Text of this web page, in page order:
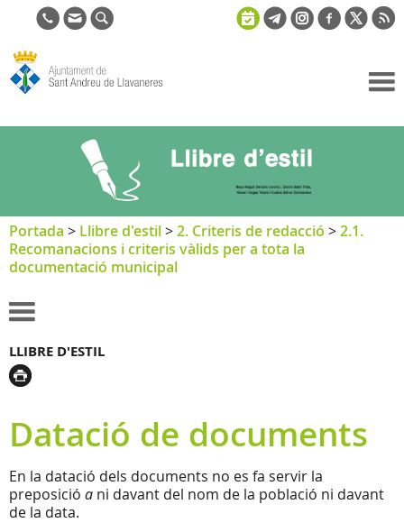
de Sant
Andreu de
Llavaneres
Portada > Llibre d'estil>2. Criteris de redacció >2.1.
Recomanacions i criteris vàlids per a tota la
documentació municipal
LLIBRE D'ESTIL
Datació de documents
En la datació dels documents no es fa servir la
preposició a ni davant del nom de la població ni davant
de la data.